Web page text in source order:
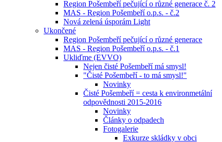
Region Pošembeří pečující o různé generace č. 2
MAS - Region Pošembeří o.p.s. - č.2
Nová zelená úsporám Light
Ukončené
Region Pošembeří pečující o různé generace
MAS - Region Pošembeří o.p.s. - č.1
Ukliďme (EVVO)
Nejen čisté Pošembeří má smysl!
"Čisté Pošembeří - to má smysl!"
Novinky
Čisté Pošembeří = cesta k environmetální
odpovědnosti 2015-2016
Novinky
Články o odpadech
Fotogalerie
Exkurze skládky v obci